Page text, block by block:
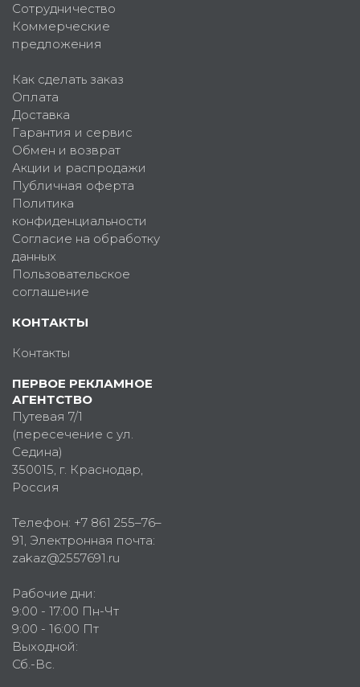
Сотрудничество
Коммерческие
предложения
Как сделать заказ
Оплата
Доставка
Гарантия и сервис
Обмен и возврат
Акции и распродажи
Публичная оферта
Политика
конфиденциальности
Согласие на обработку
данных
Пользовательское
соглашение
КОНТАКТЫ
Контакты
ПЕРВОЕ РЕКЛАМНОЕ
АГЕНТСТВО
Путевая 7/1
(пересечение с ул.
Седина)
350015, г. Краснодар,
Россия
Телефон: +7 861 255–76–
91, Электронная почта:
zakaz@2557691.ru
Рабочие дни:
9:00 - 17:00 Пн-Чт
9:00 - 16:00 Пт
Выходной:
Сб.-Вс.